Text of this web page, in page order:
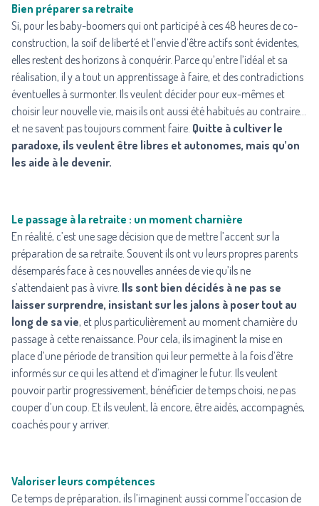
Bien préparer sa retraite
Si, pour les baby-boomers qui ont participé à ces 48 heures de co-
construction, la soif de liberté et l’envie d’être actifs sont évidentes,
elles restent des horizons à conquérir. Parce qu’entre l’idéal et sa
réalisation, il y a tout un apprentissage à faire, et des contradictions
éventuelles à surmonter. Ils veulent décider pour eux-mêmes et
choisir leur nouvelle vie, mais ils ont aussi été habitués au contraire…
et ne savent pas toujours comment faire. Quitte à cultiver le
paradoxe, ils veulent être libres et autonomes, mais qu’on
les aide à le devenir.
Le passage à la retraite : un moment charnière
En réalité, c’est une sage décision que de mettre l’accent sur la
préparation de sa retraite. Souvent ils ont vu leurs propres parents
désemparés face à ces nouvelles années de vie qu’ils ne
s’attendaient pas à vivre. Ils sont bien décidés à ne pas se
laisser surprendre, insistant sur les jalons à poser tout au
long de sa vie, et plus particulièrement au moment charnière du
passage à cette renaissance. Pour cela, ils imaginent la mise en
place d’une période de transition qui leur permette à la fois d’être
informés sur ce qui les attend et d’imaginer le futur. Ils veulent
pouvoir partir progressivement, bénéficier de temps choisi, ne pas
couper d’un coup. Et ils veulent, là encore, être aidés, accompagnés,
coachés pour y arriver.
Valoriser leurs compétences
Ce temps de préparation, ils l’imaginent aussi comme l’occasion de